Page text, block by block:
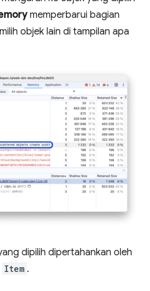
memperbarui bagian
objek lain di tampilan apa
dipilih dipertahankan oleh
Item .